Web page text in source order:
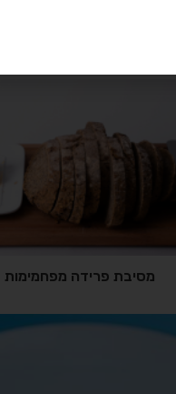
מסיבת פרידה מפחמימות